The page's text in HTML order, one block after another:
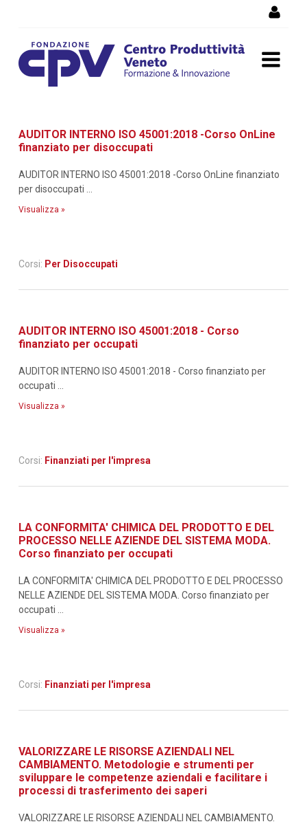
formazione
AUDITOR INTERNO ISO 45001:2018 -Corso OnLine
finanziato per disoccupati
AUDITOR INTERNO ISO 45001:2018 -Corso OnLine finanziato
per disoccupati ...
Visualizza »
Corsi: Per Disoccupati
AUDITOR INTERNO ISO 45001:2018 - Corso
finanziato per occupati
AUDITOR INTERNO ISO 45001:2018 - Corso finanziato per
occupati ...
Visualizza »
Corsi: Finanziati per l'impresa
LA CONFORMITA' CHIMICA DEL PRODOTTO E DEL
PROCESSO NELLE AZIENDE DEL SISTEMA MODA.
Corso finanziato per occupati
LA CONFORMITA' CHIMICA DEL PRODOTTO E DEL PROCESSO
NELLE AZIENDE DEL SISTEMA MODA. Corso finanziato per
occupati ...
Visualizza »
Corsi: Finanziati per l'impresa
VALORIZZARE LE RISORSE AZIENDALI NEL
CAMBIAMENTO. Metodologie e strumenti per
sviluppare le competenze aziendali e facilitare i
processi di trasferimento dei saperi
VALORIZZARE LE RISORSE AZIENDALI NEL CAMBIAMENTO.